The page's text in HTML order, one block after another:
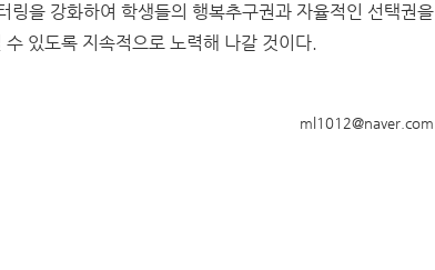
링을 강화하여 학생들의 행복추구권과 자율적인 선택권을
있도록 지속적으로 노력해 나갈 것이다.
ml1012@naver.com